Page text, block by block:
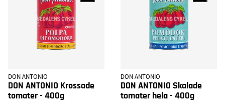
DON ANTONIO
DON ANTONIO Krossade
tomater - 400g
DON ANTONIO
DON ANTONIO Skalade
tomater hela - 400g